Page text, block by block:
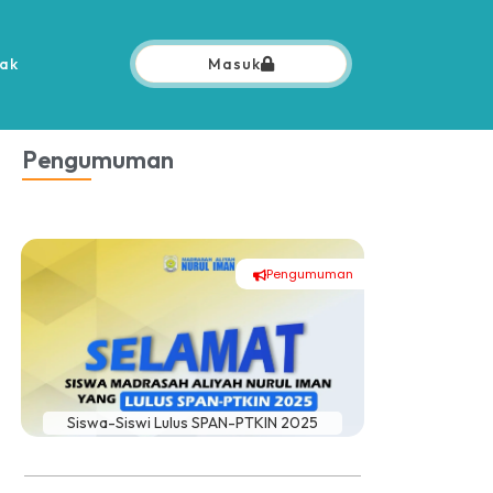
Masuk
Pengumuman
Pengumuman
Siswa-Siswi Lulus SNBT 2025